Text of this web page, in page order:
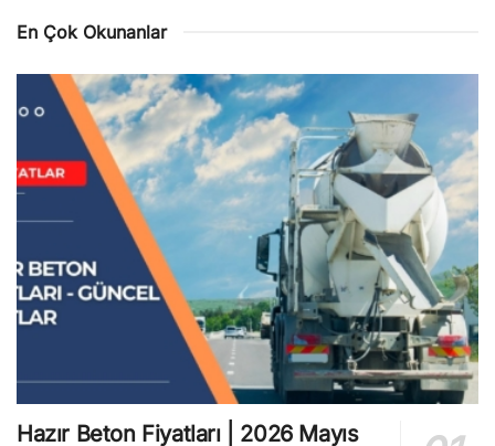
En Çok Okunanlar
Hazır Beton Fiyatları | 2026 Mayıs